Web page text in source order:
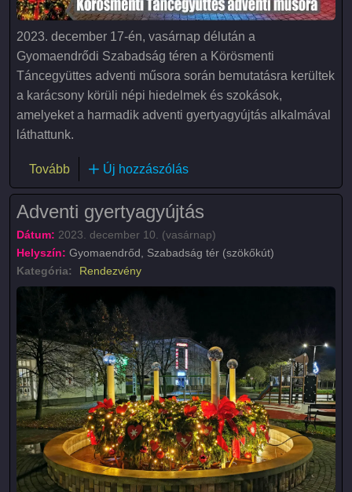
2023. december 17-én, vasárnap délután a
Gyomaendrődi Szabadság téren a Körösmenti
Táncegyüttes adventi műsora során bemutatásra kerültek
a karácsony körüli népi hiedelmek és szokások,
amelyeket a harmadik adventi gyertyagyújtás alkalmával
láthattunk.
Tovább(Körösmenti Táncegyüttes adventi műsora)
Új hozzászólás
Adventi gyertyagyújtás
Dátum: 2023. december 10. (vasárnap)
Helyszín: Gyomaendrőd, Szabadság tér (szökőkút)
Kategória:
Rendezvény